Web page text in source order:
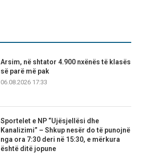
Arsim, në shtator 4.900 nxënës të klasës
së parë më pak
06.08.2026 17:33
Sportelet e NP “Ujësjellësi dhe
Kanalizimi” – Shkup nesër do të punojnë
nga ora 7:30 deri në 15:30, e mërkura
është ditë jopune